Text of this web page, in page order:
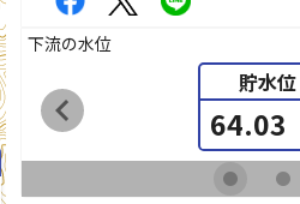
下流の水位
貯水位
64.03
chevron_left
fiber_manual_record fiber_manual_record